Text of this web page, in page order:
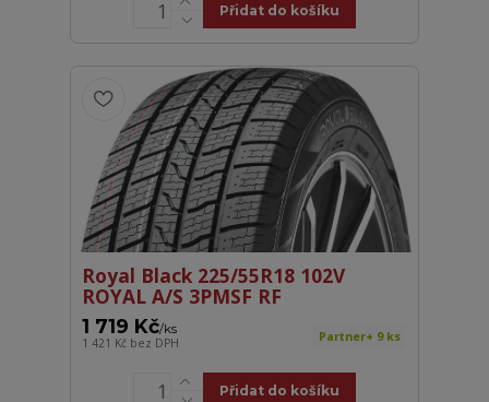
Přidat do košíku
Royal Black 225/55R18 102V
ROYAL A/S 3PMSF RF
1 719 Kč/ks
1 421 Kč bez DPH Partner+ 9 ks
Přidat do košíku